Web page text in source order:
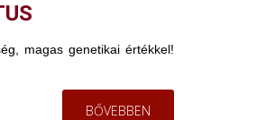
magas genetikai értékkel!
BŐVEBBEN